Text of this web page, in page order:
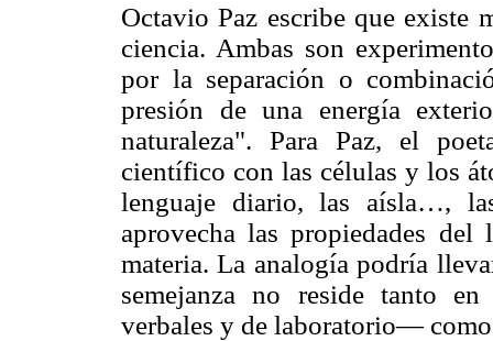
Octavio Paz escribe que existe
ciencia. Ambas son
por la separación o
presión de una energía
naturaleza". Para Paz, el
científico con las células y los
lenguaje diario, las aísla…,
aprovecha las propiedades
materia. La analogía podría
semejanza no reside tanto
verbales y de laboratorio—